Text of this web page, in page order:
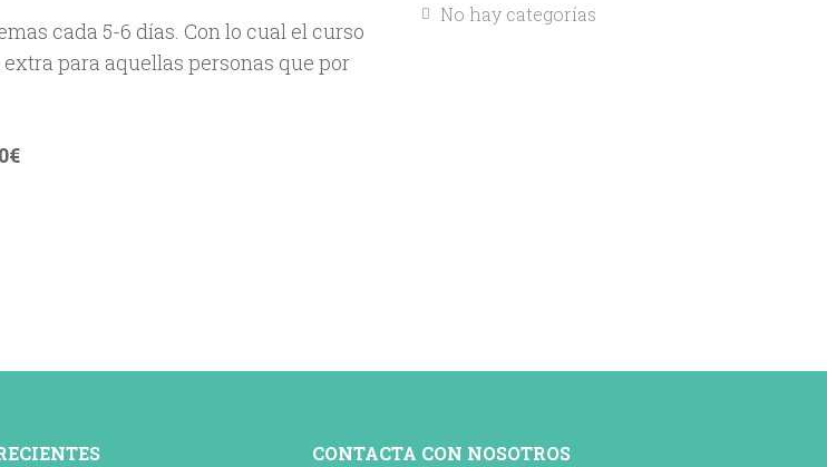
cada 5-6 días. Con lo cual el curso
para aquellas personas que por
No hay categorías
CONTACTA CON NOSOTROS